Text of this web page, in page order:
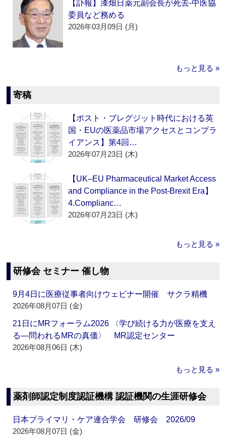
【訃報】漆畑日薬元副会長が死去‐中医協
委員など務める
2026年03月09日 (月)
もっと見る »
寄稿
【ポスト・ブレグジット時代における英
国・EUの医薬品市場アクセスとコンプラ
イアンス】第4回…
2026年07月23日 (木)
【UK–EU Pharmaceutical Market Access
and Compliance in the Post-Brexit Era】
4.Complianc…
2026年07月23日 (木)
もっと見る »
研修会 セミナー 催し物
9月4日に医療従事者向けウェビナー開催 サクラ精機
2026年08月07日 (金)
21日にMRフォーラム2026 〈学び続ける力が医療を支え
る―問われるMRの真価〉 MR認定センター
2026年08月06日 (木)
もっと見る »
薬剤師認定制度認証機構 認証機関の生涯研修会
日本プライマリ・ケア連合学会 研修会 2026/09
2026年08月07日 (金)